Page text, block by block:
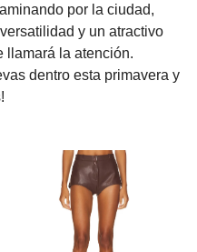
por la ciudad,
y un atractivo
llamará la atención.
dentro esta primavera y